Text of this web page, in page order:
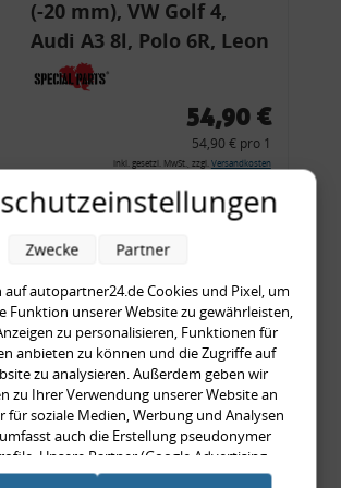
(-20 mm), VW Golf 4,
Audi A3 8l, Polo 6R, Leon
54,90 €
54,90 € pro 1
inkl. gesetzl. MwSt., zzgl. Versandkosten
Merkzettel
Zum Artikel
Rückleuchtenband mit
Blinker, rot, US-Ecken,
Audi 80 Cabrio, Typ 89,
OE-Nr.: 8G0945225 +
8G0945225C
999,99 €
autopartner24.de Cookies und Pixel, um
Funktion unserer Website zu gewährleisten,
zu personalisieren, Funktionen für
anbieten zu können und die Zugriffe auf
zu analysieren. Außerdem geben wir
zu Ihrer Verwendung unserer Website an
für soziale Medien, Werbung und Analysen
auch die Erstellung pseudonymer
Unsere Partner (Google Advertising
diese Informationen möglicherweise mit
Zwecke Partner